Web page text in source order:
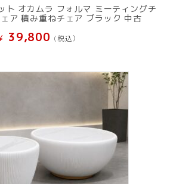
ト オカムラ フォルマ ミーティングチ
ア 積み重ねチェア ブラック 中古
39,800 (税込）